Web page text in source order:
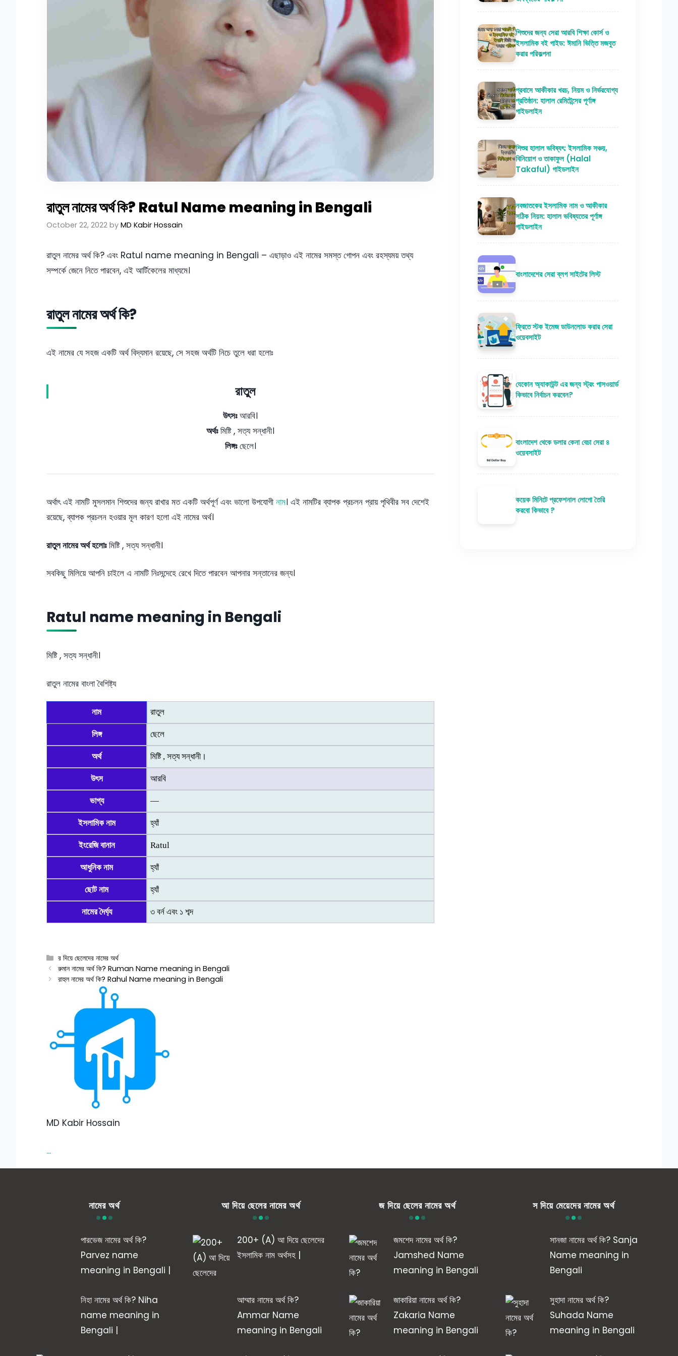
রাতুল নামের অর্থ কি? Ratul Name meaning in Bengali
October 22, 2022 by MD Kabir Hossain
রাতুল নামের অর্থ কি? এবং Ratul name meaning in Bengali – এছাড়াও এই নামের সমস্ত গোপন এবং রহস্যময় তথ্য
সম্পর্কে জেনে নিতে পারবেন, এই আর্টিকেলের মাধ্যমে।
রাতুল নামের অর্থ কি?
এই নামের যে সহজ একটি অর্থ বিদ্যমান রয়েছে, সে সহজ অর্থটি নিচে তুলে ধরা হলোঃ
রাতুল
উৎসঃআরবি।
অর্থঃমিষ্টি , সত্য সন্ধানী।
লিঙ্গঃছেলে।
অর্থাৎ এই নামটি মুসলমান শিশুদের জন্য রাখার মত একটি অর্থপূর্ণ এবং ভালো উপযোগী নাম। এই নামটির ব্যাপক প্রচলন প্রায় পৃথিবীর সব দেশেই
রয়েছে, ব্যাপক প্রচলন হওয়ার মূল কারণ হলো এই নামের অর্থ।
রাতুল নামের অর্থ হলোঃমিষ্টি , সত্য সন্ধানী।
সবকিছু মিলিয়ে আপনি চাইলে এ নামটি নিঃসন্দেহে রেখে দিতে পারবেন আপনার সন্তানের জন্য।
Ratul name meaning in Bengali
মিষ্টি , সত্য সন্ধানী।
রাতুল নামের বাংলা বৈশিষ্ট্য
নাম রাতুল
লিঙ্গ ছেলে
অর্থ মিষ্টি , সত্য সন্ধানী।
উৎস আরবি
ভাগ্য —
ইসলামিক নাম হ্যাঁ
ইংরেজি বানান Ratul
আধুনিক নাম হ্যাঁ
ছোট নাম হ্যাঁ
নামের দৈর্ঘ্য ৩ বর্ন এবং ১ শব্দ
Categories
র দিয়ে ছেলেদের নামের অর্থ
রুমান নামের অর্থ কি? Ruman Name meaning in Bengali
রাহুল নামের অর্থ কি? Rahul Name meaning in Bengali
MD Kabir Hossain
...
শিশুদের জন্য সেরা আরবি শিক্ষা কোর্স ও
ইসলামিক বই গাইড: ঈমানি ভিত্তি মজবুত
করার পরিকল্পনা
প্রবাসে আকীকার খরচ, নিয়ম ও নির্ভরযোগ্য
প্রতিষ্ঠান: হালাল রেমিটেন্সের পূর্ণাঙ্গ
গাইডলাইন
শিশুর হালাল ভবিষ্যৎ: ইসলামিক সঞ্চয়,
বিনিয়োগ ও তাকাফুল (Halal
Takaful) গাইডলাইন
নবজাতকের ইসলামিক নাম ও আকীকার
সঠিক নিয়ম: হালাল ভবিষ্যতের পূর্ণাঙ্গ
গাইডলাইন
বাংলাদেশের সেরা ব্লগ সাইটের লিস্ট
ফ্রিতে স্টক ইমেজ ডাউনলোড করার সেরা
ওয়েবসাইট
যেকোন অ্যাকাউন্ট এর জন্য স্ট্রং পাসওয়ার্ড
কিভাবে নির্বাচন করবেন?
বাংলাদেশ থেকে ডলার কেনা বেচা সেরা ৪
ওয়েবসাইট
কয়েক মিনিটে প্রফেশনাল লোগো তৈরি
করবো কিভাবে ?
নামের অর্থ
পারভেজ নামের অর্থ কি?
Parvez name
meaning in Bengali |
নিহা নামের অর্থ কি? Niha
name meaning in
Bengali |
আ দিয়ে ছেলের নামের অর্থ
200+ (A) আ দিয়ে ছেলেদের
ইসলামিক নাম অর্থসহ |
আম্মার নামের অর্থ কি?
Ammar Name
meaning in Bengali
জ দিয়ে ছেলের নামের অর্থ
জমশেদ নামের অর্থ কি?
Jamshed Name
meaning in Bengali
জাকারিয়া নামের অর্থ কি?
Zakaria Name
meaning in Bengali
স দিয়ে মেয়েদের নামের অর্থ
সানজা নামের অর্থ কি? Sanja
Name meaning in
Bengali
সুহাদা নামের অর্থ কি?
Suhada Name
meaning in Bengali